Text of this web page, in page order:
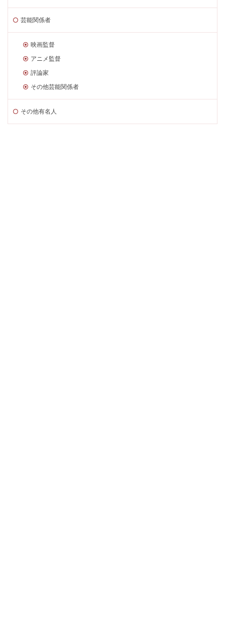
芸能関係者
映画監督
アニメ監督
評論家
その他芸能関係者
その他有名人